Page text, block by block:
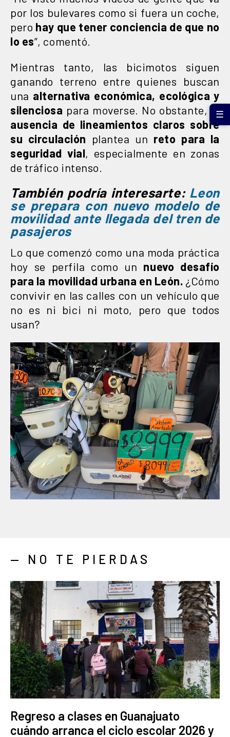
por los bulevares como si fuera un coche,
pero hay que tener conciencia de que no
lo es”, comentó.
Mientras tanto, las bicimotos siguen
ganando terreno entre quienes buscan
una alternativa económica, ecológica y
silenciosa para moverse. No obstante, la
ausencia de lineamientos claros sobre
su circulación plantea un reto para la
seguridad vial, especialmente en zonas
de tráfico intenso.
También podría interesarte: Leon
se prepara con nuevo modelo de
movilidad ante llegada del tren de
pasajeros
Lo que comenzó como una moda práctica
hoy se perfila como un nuevo desafío
para la movilidad urbana en León. ¿Cómo
convivir en las calles con un vehículo que
no es ni bici ni moto, pero que todos
usan?
— NO TE PIERDAS
Regreso a clases en Guanajuato
cuándo arranca el ciclo escolar 2026 y
☰